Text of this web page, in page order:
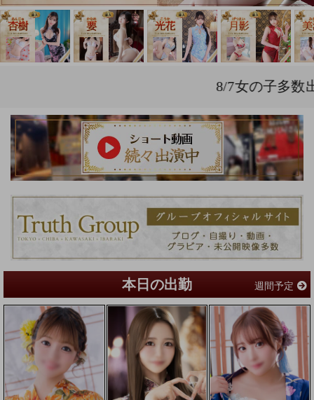
の子多数出勤予定です。AM8時より受付開始に
本日の出勤 週間予定